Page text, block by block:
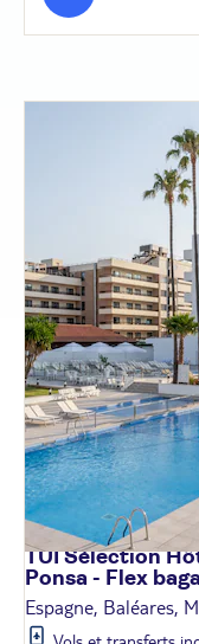
TUI Sélection
Ponsa - Flex
Espagne, Baléares,